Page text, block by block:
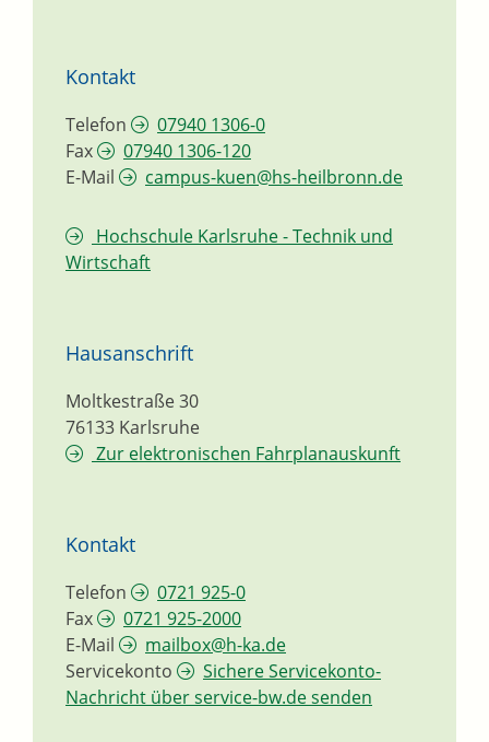
Kontakt
Telefon
07940 1306-0
Fax
07940 1306-120
E-Mail
campus-kuen@hs-heilbronn.de
Hochschule Karlsruhe - Technik und
Wirtschaft
Hausanschrift
Moltkestraße 30
76133 Karlsruhe
Zur elektronischen Fahrplanauskunft
Kontakt
Telefon
0721 925-0
Fax
0721 925-2000
E-Mail
mailbox@h-ka.de
Servicekonto
Sichere Servicekonto-
Nachricht über service-bw.de senden